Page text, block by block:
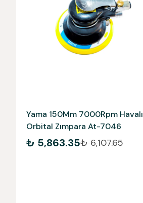
Yama 150Mm 7000Rpm Havalı
Orbital Zımpara At-7046
₺ 5,863.35₺ 6,107.65